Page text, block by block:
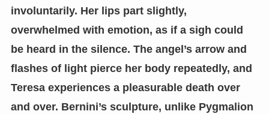
involuntarily. Her lips part slightly,
overwhelmed with emotion, as if a sigh could
be heard in the silence. The angel’s arrow and
flashes of light pierce her body repeatedly, and
Teresa experiences a pleasurable death over
and over. Bernini’s sculpture, unlike Pygmalion